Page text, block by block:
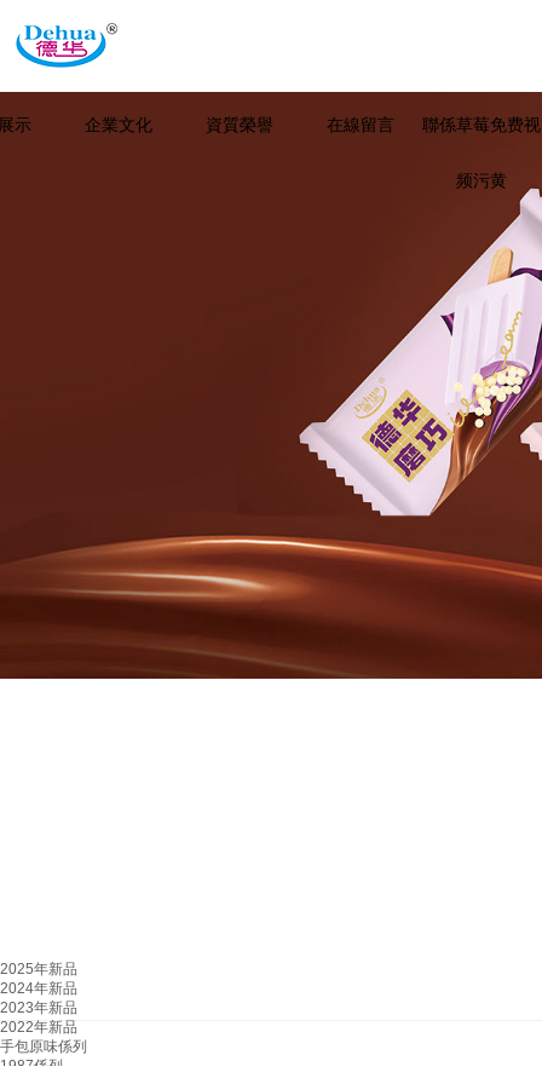
示 企業文化 資質榮譽 在線留言 聯係草莓免费视
频污黄
2025年新品
2024年新品
2023年新品
2022年新品
手包原味係列
1987係列